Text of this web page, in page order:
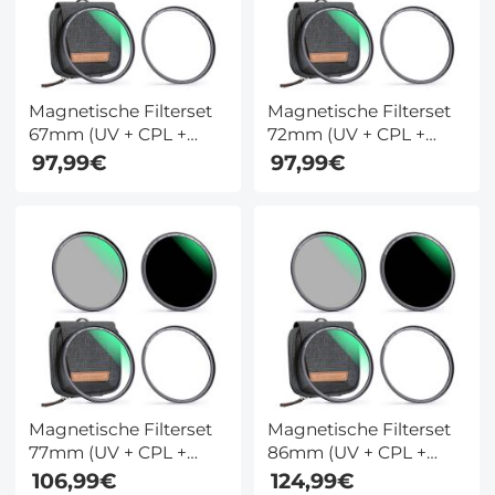
Magnetische Filterset
67mm (UV + CPL +
ND1000 + Basisring) 1s
Snelle Installatie met
Nano Xcel Serie
97,99€
Magnetische Filterset
72mm (UV + CPL +
ND1000 + Basisring) 1s
Snelle Installatie met
Nano Xcel Serie
97,99€
Magnetische Filterset
77mm (UV + CPL +
ND1000 + Basisring) 1s
106,99€
Magnetische Filterset
86mm (UV + CPL +
ND1000 + Basisring) 1s
124,99€